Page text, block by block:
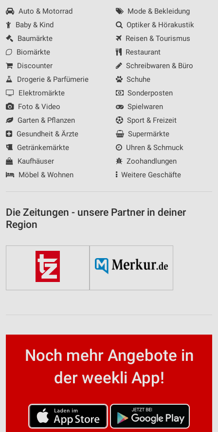
Auto & Motorrad
Baby & Kind
Baumärkte
Biomärkte
Discounter
Drogerie & Parfümerie
Elektromärkte
Foto & Video
Garten & Pflanzen
Gesundheit & Ärzte
Getränkemärkte
Kaufhäuser
Möbel & Wohnen
Mode & Bekleidung
Optiker & Hörakustik
Reisen & Tourismus
Restaurant
Schreibwaren & Büro
Schuhe
Sonderposten
Spielwaren
Sport & Freizeit
Supermärkte
Uhren & Schmuck
Zoohandlungen
Weitere Geschäfte
Die Zeitungen - unsere Partner in deiner
Region
Noch mehr Angebote in
der weekli App!